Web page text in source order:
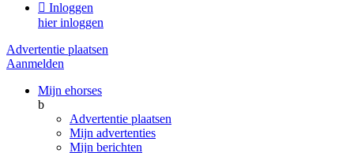
 Inloggen
hier inloggen
Advertentie plaatsen
Aanmelden
Mijn ehorses
b
Advertentie plaatsen
Mijn advertenties
Mijn berichten